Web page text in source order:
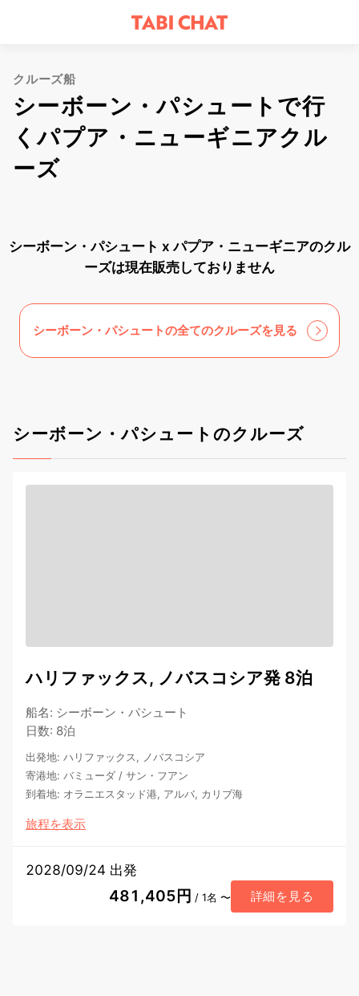
クルーズ船
シーボーン・パシュートで行
くパプア・ニューギニアクル
ーズ
シーボーン・パシュート x パプア・ニューギニアのクル
ーズは現在販売しておりません
シーボーン・パシュートの全てのクルーズを見る
シーボーン・パシュートのクルーズ
ハリファックス, ノバスコシア発 8泊
船名: シーボーン・パシュート
日数: 8泊
出発地: ハリファックス, ノバスコシア
寄港地: バミューダ / サン・フアン
到着地: オラニエスタッド港, アルバ, カリブ海
旅程を表示
2028/09/24 出発
481,405円 / 1名 〜 詳細を見る